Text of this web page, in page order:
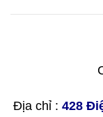
Địa chỉ : 428